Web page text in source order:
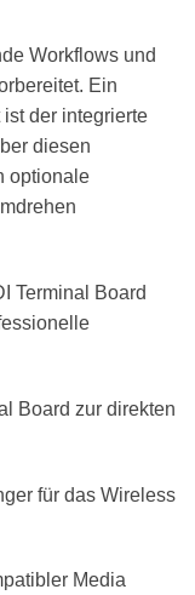
Workflows und
Ein
der integrierte
diesen
optionale
Terminal Board
Board zur direkten
für das Wireless
Media